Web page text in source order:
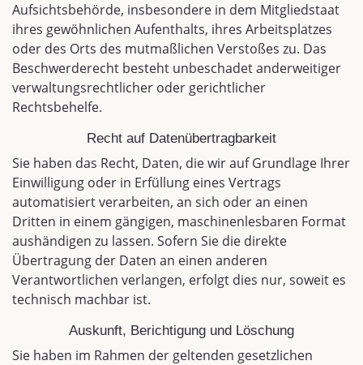
Aufsichtsbehörde, insbesondere in dem Mitgliedstaat
ihres gewöhnlichen Aufenthalts, ihres Arbeitsplatzes
oder des Orts des mutmaßlichen Verstoßes zu. Das
Beschwerderecht besteht unbeschadet anderweitiger
verwaltungsrechtlicher oder gerichtlicher
Rechtsbehelfe.
Recht auf Daten­übertrag­barkeit
Sie haben das Recht, Daten, die wir auf Grundlage Ihrer
Einwilligung oder in Erfüllung eines Vertrags
automatisiert verarbeiten, an sich oder an einen
Dritten in einem gängigen, maschinenlesbaren Format
aushändigen zu lassen. Sofern Sie die direkte
Übertragung der Daten an einen anderen
Verantwortlichen verlangen, erfolgt dies nur, soweit es
technisch machbar ist.
Auskunft, Berichtigung und Löschung
Sie haben im Rahmen der geltenden gesetzlichen